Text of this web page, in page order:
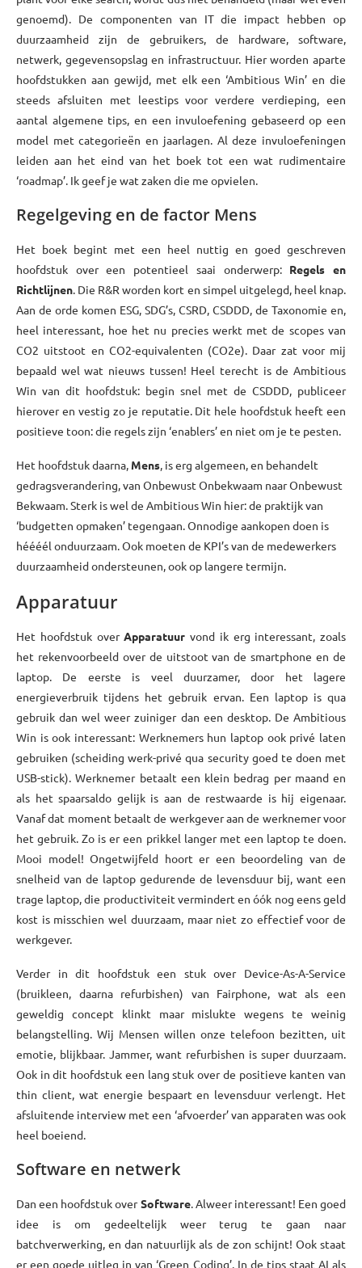
genoemd). De componenten van IT die impact hebben op
duurzaamheid zijn de gebruikers, de hardware, software,
netwerk, gegevensopslag en infrastructuur. Hier worden aparte
hoofdstukken aan gewijd, met elk een ‘Ambitious Win’ en die
steeds afsluiten met leestips voor verdere verdieping, een
aantal algemene tips, en een invuloefening gebaseerd op een
model met categorieën en jaarlagen. Al deze invuloefeningen
leiden aan het eind van het boek tot een wat rudimentaire
‘roadmap’. Ik geef je wat zaken die me opvielen.
Regelgeving en de factor Mens
Het boek begint met een heel nuttig en goed geschreven
hoofdstuk over een potentieel saai onderwerp: Regels en
Richtlijnen. Die R&R worden kort en simpel uitgelegd, heel knap.
Aan de orde komen ESG, SDG’s, CSRD, CSDDD, de Taxonomie en,
heel interessant, hoe het nu precies werkt met de scopes van
CO2 uitstoot en CO2-equivalenten (CO2e). Daar zat voor mij
bepaald wel wat nieuws tussen! Heel terecht is de Ambitious
Win van dit hoofdstuk: begin snel met de CSDDD, publiceer
hierover en vestig zo je reputatie. Dit hele hoofdstuk heeft een
positieve toon: die regels zijn ‘enablers’ en niet om je te pesten.
Het hoofdstuk daarna, Mens, is erg algemeen, en behandelt
gedragsverandering, van Onbewust Onbekwaam naar Onbewust
Bekwaam. Sterk is wel de Ambitious Win hier: de praktijk van
‘budgetten opmaken’ tegengaan. Onnodige aankopen doen is
héééél onduurzaam. Ook moeten de KPI’s van de medewerkers
duurzaamheid ondersteunen, ook op langere termijn.
Apparatuur
Het hoofdstuk overApparatuur vond ik erg interessant, zoals
het rekenvoorbeeld over de uitstoot van de smartphone en de
laptop. De eerste is veel duurzamer, door het lagere
energieverbruik tijdens het gebruik ervan. Een laptop is qua
gebruik dan wel weer zuiniger dan een desktop. De Ambitious
Win is ook interessant: Werknemers hun laptop ook privé laten
gebruiken (scheiding werk-privé qua security goed te doen met
USB-stick). Werknemer betaalt een klein bedrag per maand en
als het spaarsaldo gelijk is aan de restwaarde is hij eigenaar.
Vanaf dat moment betaalt de werkgever aan de werknemer voor
het gebruik. Zo is er een prikkel langer met een laptop te doen.
Mooi model! Ongetwijfeld hoort er een beoordeling van de
snelheid van de laptop gedurende de levensduur bij, want een
trage laptop, die productiviteit vermindert en óók nog eens geld
kost is misschien wel duurzaam, maar niet zo effectief voor de
werkgever.
Verder in dit hoofdstuk een stuk over Device-As-A-Service
(bruikleen, daarna refurbishen) van Fairphone, wat als een
geweldig concept klinkt maar mislukte wegens te weinig
belangstelling. Wij Mensen willen onze telefoon bezitten, uit
emotie, blijkbaar. Jammer, want refurbishen is super duurzaam.
Ook in dit hoofdstuk een lang stuk over de positieve kanten van
thin client, wat energie bespaart en levensduur verlengt. Het
afsluitende interview met een ‘afvoerder’ van apparaten was ook
heel boeiend.
Software en netwerk
Dan een hoofdstuk overSoftware. Alweer interessant! Een goed
idee is om gedeeltelijk weer terug te gaan naar
batchverwerking, en dan natuurlijk als de zon schijnt! Ook staat
er een goede uitleg in van ‘Green Coding’. In de tips staat AI als